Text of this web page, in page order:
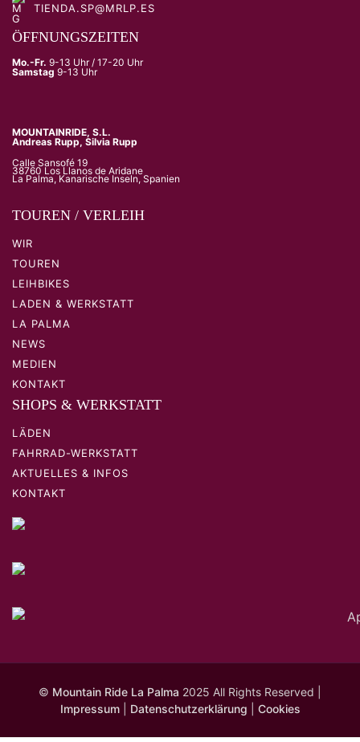
TIENDA.SP@MRLP.ES
ÖFFNUNGSZEITEN
Mo.-Fr. 9-13 Uhr / 17-20 Uhr
Samstag 9-13 Uhr
MOUNTAINRIDE, S.L.
Andreas Rupp, Silvia Rupp
Calle Sansofé 19
38760 Los Llanos de Aridane
La Palma, Kanarische Inseln, Spanien
TOUREN / VERLEIH
WIR
TOUREN
LEIHBIKES
LADEN & WERKSTATT
LA PALMA
NEWS
MEDIEN
KONTAKT
SHOPS & WERKSTATT
LÄDEN
FAHRRAD-WERKSTATT
AKTUELLES & INFOS
KONTAKT
© Mountain Ride La Palma 2025 All Rights Reserved |
Impressum| Datenschutzerklärung Cookies